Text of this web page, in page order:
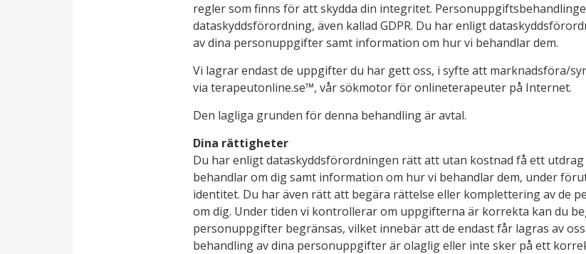
regler som finns för att skydda din integritet.
dataskyddsförordning, även kallad GDPR. Du har enligt
av dina personuppgifter samt information om hur vi behandlar dem.
Vi lagrar endast de uppgifter du har gett oss, i syfte att marknadsföra/
via terapeutonline.se™, vår sökmotor för onlineterapeuter på Internet.
Den lagliga grunden för denna behandling är avtal.
Dina rättigheter
Du har enligt dataskyddsförordningen rätt att utan kostnad få ett
behandlar om dig samt information om hur vi behandlar dem, under
identitet. Du har även rätt att begära rättelse eller komplettering av de
om dig. Under tiden vi kontrollerar om uppgifterna är korrekta kan du
personuppgifter begränsas, vilket innebär att de endast får lagras av
behandling av dina personuppgifter är olaglig eller inte sker på ett